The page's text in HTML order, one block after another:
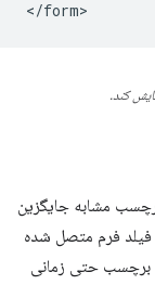
مشابه جایگزین
فرم متصل شده
حتی زمانی